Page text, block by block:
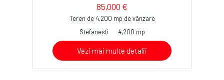
85,000 €
Teren de 4,200 mp de vânzare
Stefanesti
4,200 mp
Vezi mai multe detalii